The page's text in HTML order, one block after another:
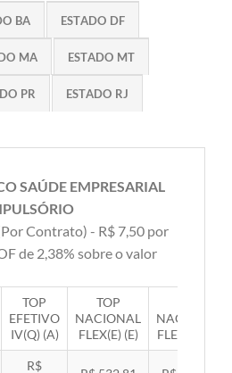
BA ESTADO DF
MA ESTADO MT
PR ESTADO RJ
SAÚDE EMPRESARIAL
Contrato) - R$ 7,50 por
de 2,38% sobre o valor
TOP
EFETIVO
IV(Q) (A)
TOP
NACIONAL
FLEX(E) (E)
NACIONAL
FLEX(Q) (A)
R$